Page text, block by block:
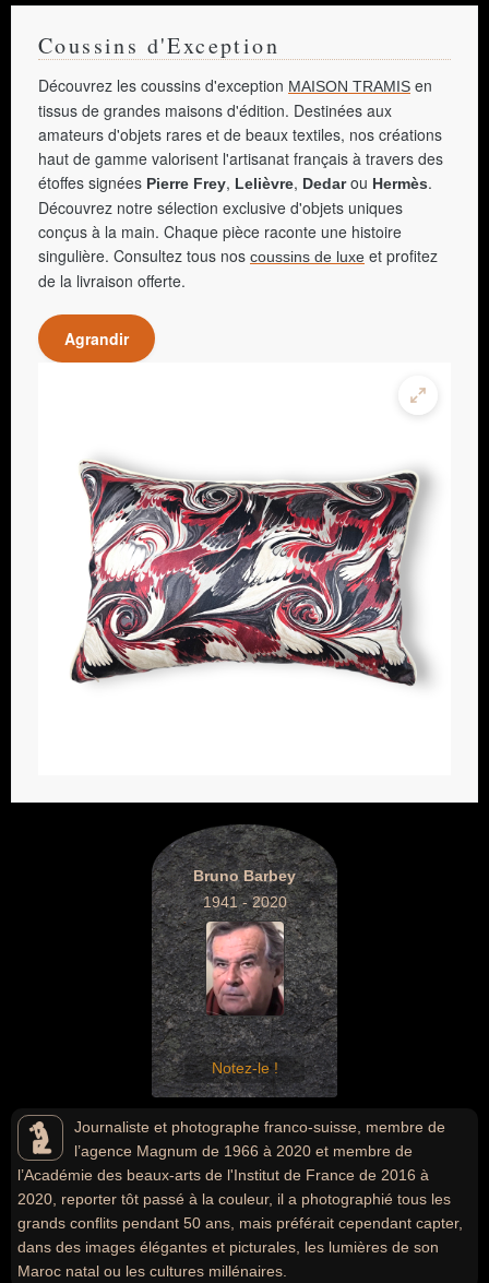
Coussins d'Exception
Découvrez les coussins d'exception MAISON TRAMIS en
tissus de grandes maisons d'édition. Destinées aux
amateurs d'objets rares et de beaux textiles, nos créations
haut de gamme valorisent l'artisanat français à travers des
étoffes signées Pierre Frey, Lelièvre, Dedarou Hermès.
Découvrez notre sélection exclusive d'objets uniques
conçus à la main. Chaque pièce raconte une histoire
singulière. Consultez tous nos coussins de luxe et profitez
de la livraison offerte.
Agrandir
Bruno Barbey
1941 - 2020
Notez-le !
Journaliste et photographe franco-suisse, membre de
l’agence Magnum de 1966 à 2020 et membre de
l’Académie des beaux-arts de l'Institut de France de 2016 à
2020, reporter tôt passé à la couleur, il a photographié tous les
grands conflits pendant 50 ans, mais préférait cependant capter,
dans des images élégantes et picturales, les lumières de son
Maroc natal ou les cultures millénaires.